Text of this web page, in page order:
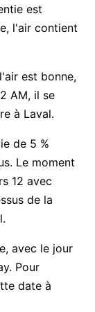
est
l'air contient
est bonne,
AM, il se
à Laval.
de 5 %
Le moment
12 avec
de la
avec le jour
Pour
date à